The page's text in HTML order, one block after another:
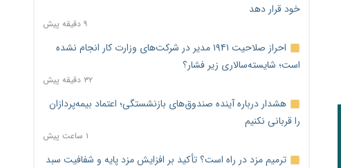
خود قرار دهد
۹ دقیقه پیش
احراز صلاحیت ۱۹۴۱ مدیر در شرکت‌های وزارت کار انجام نشده
است؛ شایسته‌سالاری زیر فشار؟
۳۲ دقیقه پیش
هشدار درباره آینده صندوق‌های بازنشستگی؛ اعتماد بیمه‌پردازان
را قربانی نکنیم
۱ ساعت پیش
ترمیم مزد در راه است؟ تأکید بر افزایش مزد پایه و شفافیت سبد